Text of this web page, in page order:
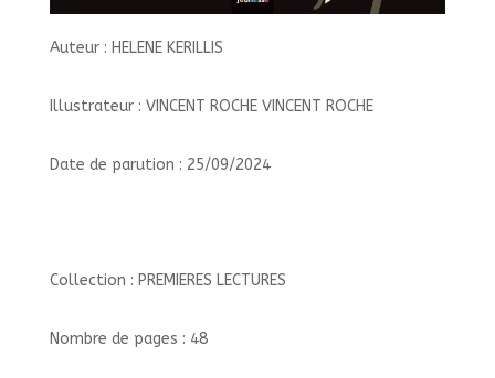
Auteur : HELENE KERILLIS
Illustrateur : VINCENT ROCHE VINCENT ROCHE
Date de parution : 25/09/2024
Collection : PREMIERES LECTURES
Nombre de pages : 48